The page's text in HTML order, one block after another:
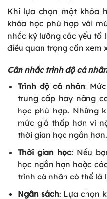
Khi lựa chọn một khóa
khóa học phù hợp với
nhắc kỹ lưỡng các yếu tố
điều quan trọng cần xem
Cân nhắc trình độ cá
Trình độ cá nhân:
trung cấp hay nâng
học phù hợp. Những
mức giá thấp hơn vì
thời gian học ngắn hơn.
Thời gian học: Nếu
học ngắn hạn hoặc
trình cá nhân có thể là
Ngân sách: Lựa chọn